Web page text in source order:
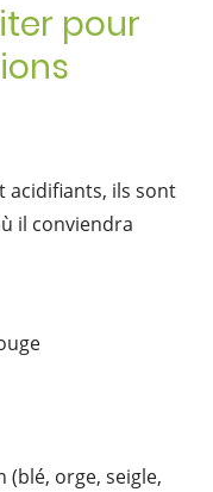
pour
acidifiants, ils sont
il conviendra
orge, seigle,